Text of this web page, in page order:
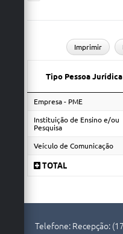
Imprimir
Tipo Pessoa Jurídica
Empresa - PME
Instituição de Ensino e/ou
Pesquisa
Veículo de Comunicação
TOTAL
Telefone: Recepção: